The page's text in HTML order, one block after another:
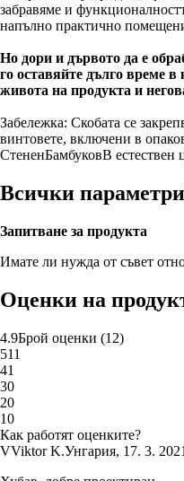
забравяме и
напълно практично
Но дори и дървото да е
го оставяйте дълго време
живота на продукта и
Забележка: Скобата се
винтовете, включени в
СтененБамбуковВ естествен
Всички параметри
Запитване за продукта
Имате ли нужда от съвет
Оценки на
4.9Брой оценки (12)
511
41
30
20
10
Как работят оценките?
VViktor K.Унгария, 17. 3. 2021